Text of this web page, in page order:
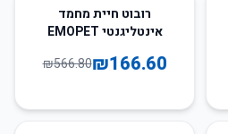
רובוט חיית מחמד
אינטליגנטי EMOPET
₪166.60
₪566.80